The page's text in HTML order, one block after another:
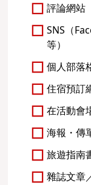
評論網站
SNS（
等）
個人部落
住宿預訂
在活動會
海報・傳
旅遊指南
雜誌文章